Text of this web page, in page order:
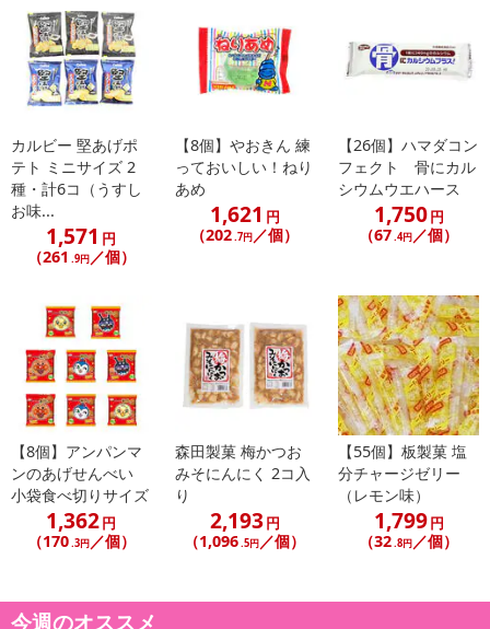
カルビー 堅あげポ
テト ミニサイズ 2
種・計6コ（うすし
お味...
1,571 円
（261 .9円／個）
【8個】やおきん 練
っておいしい！ねり
あめ
1,621 円
（202.7円 ／個）
【26個】ハマダコン
フェクト 骨にカル
シウムウエハース
1,750円
（67.4円 ／個）
【8個】アンパンマ
ンのあげせんべい
小袋食べ切りサイズ
1,362円
（170.3円／個）
森田製菓 梅かつお
みそにんにく 2コ入
り
2,193円
（1,096.5円／個）
【55個】板製菓 塩
分チャージゼリー
（レモン味）
1,799円
（32.8円／個）
今週のオススメ